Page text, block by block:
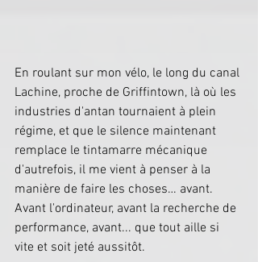
En roulant sur mon vélo, le long du canal
Lachine, proche de Griffintown, là où les
industries d'antan tournaient à plein
régime, et que le silence maintenant
remplace le tintamarre mécanique
d'autrefois, il me vient à penser à la
manière de faire les choses… avant.
Avant l'ordinateur, avant la recherche de
performance, avant... que tout aille si
vite et soit jeté aussitôt.